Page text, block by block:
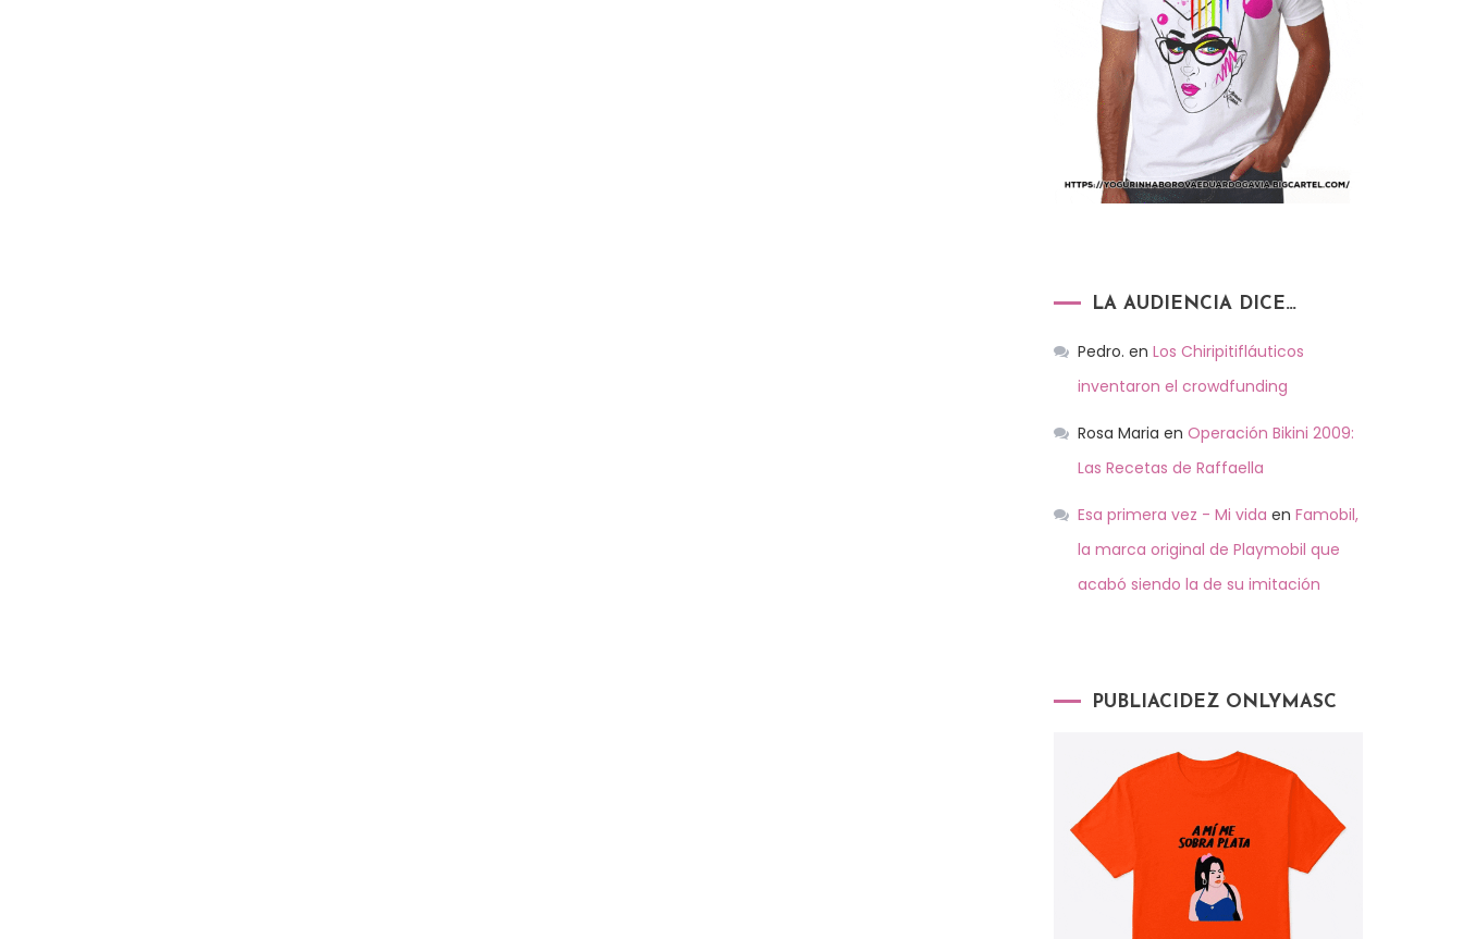
LA AUDIENCIA DICE…
Pedro. en Los Chiripitifláuticos
inventaron el crowdfunding
Rosa Maria en Operación Bikini 2009:
Las Recetas de Raffaella
Esa primera vez - Mi vida en Famobil,
la marca original de Playmobil que
acabó siendo la de su imitación
PUBLIACIDEZ ONLYMASC